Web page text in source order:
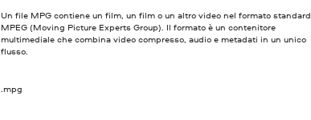
Un file MPG contiene un film, un film o un altro video nel formato standard
MPEG (Moving Picture Experts Group). Il formato è un contenitore
multimediale che combina video compresso, audio e metadati in un unico
flusso.
.mpg